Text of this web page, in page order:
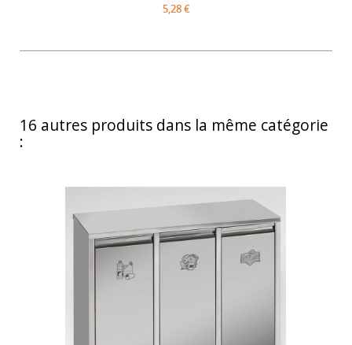
5,28 €
16 autres produits dans la même catégorie
: